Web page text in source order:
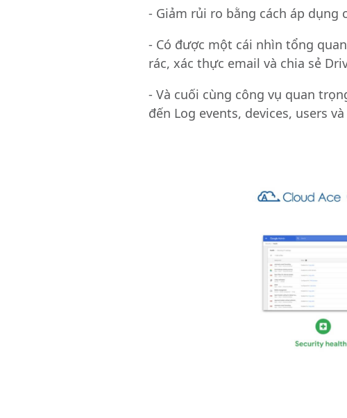
- Giảm rủi ro bằng cách áp dụng
- Có được một cái nhìn tổng
rác, xác thực email và chia sẻ
- Và cuối cùng công vụ quan
đến Log events, devices, users